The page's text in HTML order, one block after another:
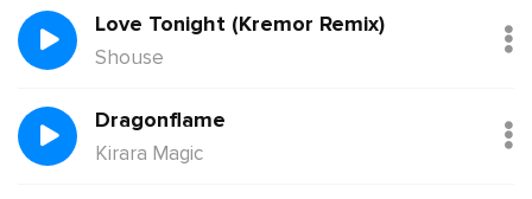
Love Tonight (Kremor Remix)
Shouse
Dragonflame
Kirara Magic